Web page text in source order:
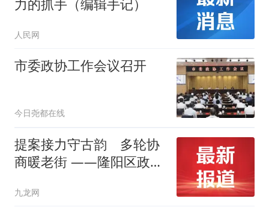
力的抓手（编辑手记）
人民网
市委政协工作会议召开
今日尧都在线
提案接力守古韵 多轮协
商暖老街 ——隆阳区政协
寿门街区蝶变
九龙网